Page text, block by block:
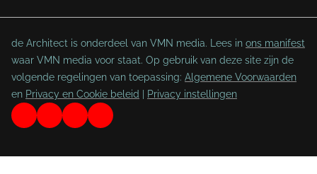
de Architect is onderdeel van VMN media. Lees in ons manifest
waar VMN media voor staat. Op gebruik van deze site zijn de
volgende regelingen van toepassing: Algemene Voorwaarden
en Privacy en Cookie beleid Privacy instellingen